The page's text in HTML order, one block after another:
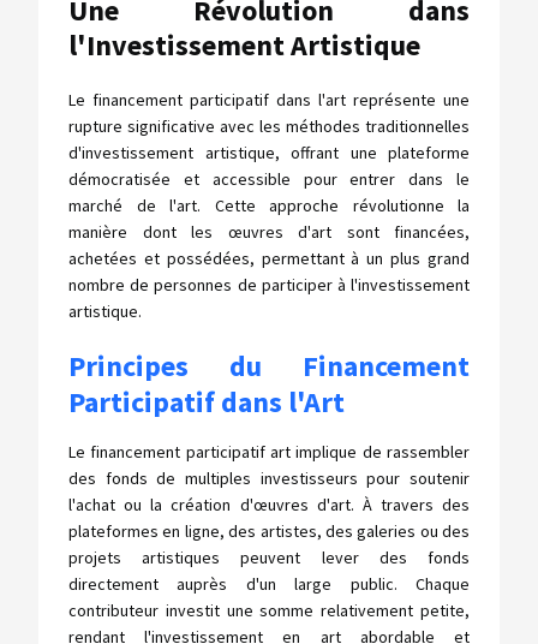
Une Révolution dans
l'Investissement Artistique
Le financement participatif dans l'art représente une
rupture significative avec les méthodes traditionnelles
d'investissement artistique, offrant une plateforme
démocratisée et accessible pour entrer dans le
marché de l'art. Cette approche révolutionne la
manière dont les œuvres d'art sont financées,
achetées et possédées, permettant à un plus grand
nombre de personnes de participer à l'investissement
artistique.
Principes du Financement
Participatif dans l'Art
Le financement participatif art implique de rassembler
des fonds de multiples investisseurs pour soutenir
l'achat ou la création d'œuvres d'art. À travers des
plateformes en ligne, des artistes, des galeries ou des
projets artistiques peuvent lever des fonds
directement auprès d'un large public. Chaque
contributeur investit une somme relativement petite,
rendant l'investissement en art abordable et